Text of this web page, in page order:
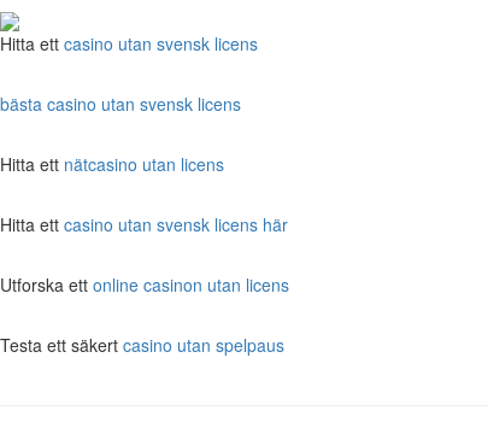
Hitta ett casino utan svensk licens
bästa casino utan svensk licens
Hitta ett nätcasino utan licens
Hitta ett casino utan svensk licens här
Utforska ett online casinon utan licens
Testa ett säkert casino utan spelpaus